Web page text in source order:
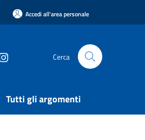
Accedi all'area personale
Cerca
Tutti gli argomenti